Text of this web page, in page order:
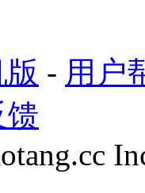
- 用户
馈